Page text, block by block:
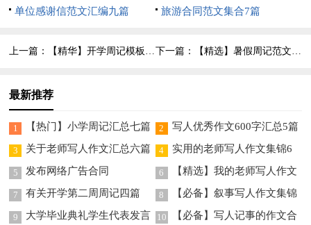
集7篇
单位感谢信范文汇编九篇 旅游合同范文集合7篇
上一篇： 【精华】开学周记模板锦集7篇 下一篇： 【精选】暑假周记范文汇总8篇
最新推荐
1 【热门】小学周记汇总七篇 2 写人优秀作文600字汇总5篇
3 关于老师写人作文汇总六篇 4
实用的老师写人作文集锦6
篇
5 发布网络广告合同 6
【精选】我的老师写人作文
集锦八篇
7 有关开学第二周周记四篇 8
【必备】叙事写人作文集锦
7篇
9
大学毕业典礼学生代表发言
10
【必备】写人记事的作文合